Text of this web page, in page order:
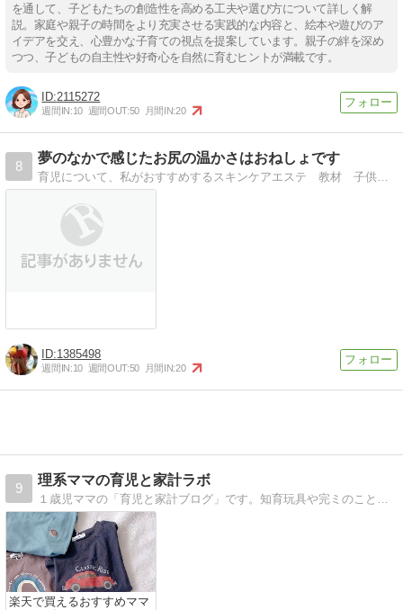
を通して、子どもたちの創造性を高める工夫や選び方について詳しく解
説。家庭や親子の時間をより充実させる実践的な内容と、絵本や遊びのア
イデアを交え、心豊かな子育ての視点を提案しています。親子の絆を深め
つつ、子どもの自主性や好奇心を自然に育むヒントが満載です。
2115272
週間IN:10 週間OUT:50 月間IN:20
8
夢のなかで感じたお尻の温かさはおねしょです
育児について、私がおすすめするスキンケアエステ 教材 子供 服 アクセサリー サイト アプリ 子育て
1385498
週間IN:10 週間OUT:50 月間IN:20
9
理系ママの育児と家計ラボ
１歳児ママの「育児と家計ブログ」です。知育玩具や完ミのこと。育児や家計の悩み、お得情報などを記載しています。最近は知育玩具のサブスクやこどもちゃれんじを始めました。
楽天で買えるおすすめママ